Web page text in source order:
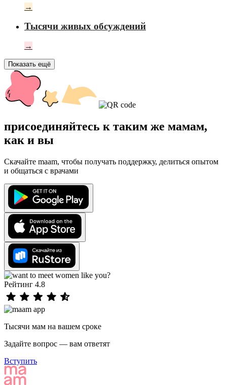
→
Тысячи живых обсуждений
→
Показать ещё
присоединяйтесь к таким же мамам,
как и вы
Скачайте maam, чтобы получать поддержку, делиться опытом
и общаться с врачами
Рейтинг 4.8
Тысячи мам на вашем сроке
Задайте вопрос — вам ответят
Вступить